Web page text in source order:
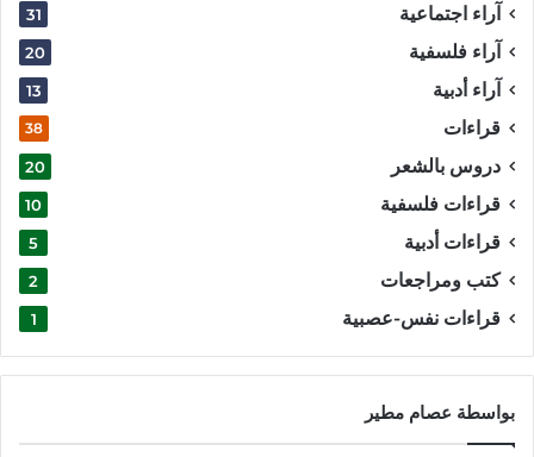
آراء اجتماعية 31
آراء فلسفية 20
آراء أدبية 13
قراءات 38
دروس بالشعر 20
قراءات فلسفية 10
قراءات أدبية 5
كتب ومراجعات 2
قراءات نفس-عصبية 1
بواسطة عصام مطير